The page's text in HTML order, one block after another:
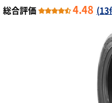
総合評価
4.48 (13